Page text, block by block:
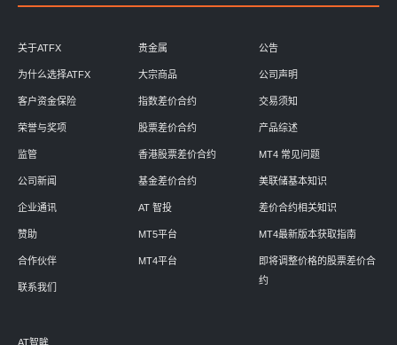
关于ATFX
为什么选择ATFX
客户资金保险
荣誉与奖项
监管
公司新闻
企业通讯
赞助
合作伙伴
联系我们
贵金属
大宗商品
指数差价合约
股票差价合约
香港股票差价合约
基金差价合约
AT 智投
MT5平台
MT4平台
公告
公司声明
交易须知
产品综述
MT4 常见问题
美联储基本知识
差价合约相关知识
MT4最新版本获取指南
即将调整价格的股票差价合
约
AT智眸